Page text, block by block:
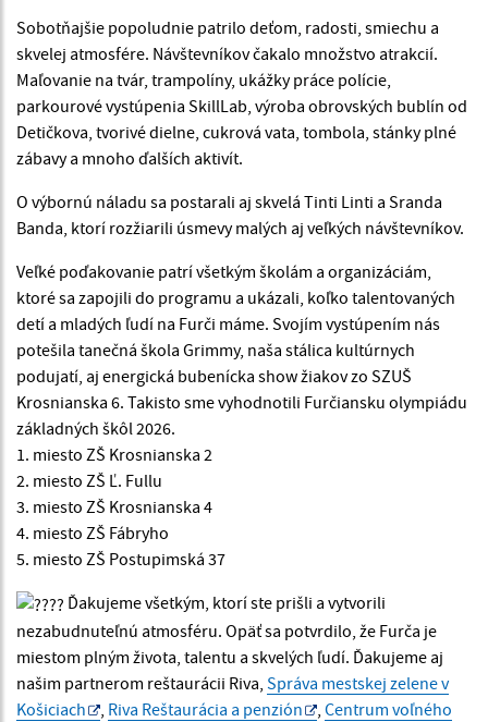
Sobotňajšie popoludnie patrilo deťom, radosti, smiechu a
skvelej atmosfére. Návštevníkov čakalo množstvo atrakcií.
Maľovanie na tvár, trampolíny, ukážky práce polície,
parkourové vystúpenia SkillLab, výroba obrovských bublín od
Detičkova, tvorivé dielne, cukrová vata, tombola, stánky plné
zábavy a mnoho ďalších aktivít.
O výbornú náladu sa postarali aj skvelá Tinti Linti a Sranda
Banda, ktorí rozžiarili úsmevy malých aj veľkých návštevníkov.
Veľké poďakovanie patrí všetkým školám a organizáciám,
ktoré sa zapojili do programu a ukázali, koľko talentovaných
detí a mladých ľudí na Furči máme. Svojím vystúpením nás
potešila tanečná škola Grimmy, naša stálica kultúrnych
podujatí, aj energická bubenícka show žiakov zo SZUŠ
Krosnianska 6. Takisto sme vyhodnotili Furčiansku olympiádu
základných škôl 2026.
1. miesto ZŠ Krosnianska 2
2. miesto ZŠ Ľ. Fullu
3. miesto ZŠ Krosnianska 4
4. miesto ZŠ Fábryho
5. miesto ZŠ Postupimská 37
Ďakujeme všetkým, ktorí ste prišli a vytvorili
nezabudnuteľnú atmosféru. Opäť sa potvrdilo, že Furča je
miestom plným života, talentu a skvelých ľudí. Ďakujeme aj
našim partnerom reštaurácii Riva, Správa mestskej zelene v
Košiciach
Riva Reštaurácia a penzión
Centrum voľného